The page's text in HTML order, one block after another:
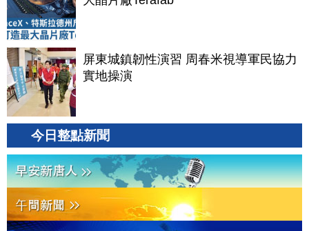
屏東城鎮韌性演習 周春米視導軍民協力
實地操演
今日整點新聞